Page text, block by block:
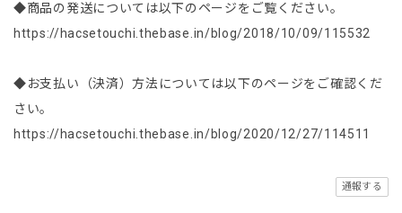
◆商品の発送については以下のページをご覧ください。
https://hacsetouchi.thebase.in/blog/2018/10/09/115532
◆お支払い（決済）方法については以下のページをご確認くだ
さい。
https://hacsetouchi.thebase.in/blog/2020/12/27/114511
通報する